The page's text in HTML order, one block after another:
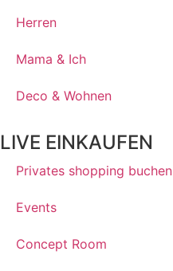
Herren
Mama & Ich
Deco & Wohnen
LIVE EINKAUFEN
Privates shopping buchen
Events
Concept Room